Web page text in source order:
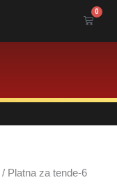
0
Cart
/ Platna za tende-6